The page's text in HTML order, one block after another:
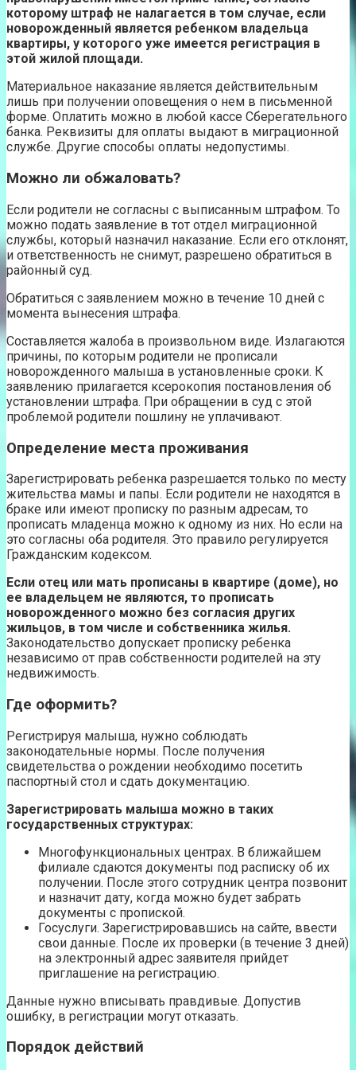
которому штраф не налагается в том случае, если
новорожденный является ребенком владельца
квартиры, у которого уже имеется регистрация в
этой жилой площади.
Материальное наказание является действительным
лишь при получении оповещения о нем в письменной
форме. Оплатить можно в любой кассе Сберегательного
банка. Реквизиты для оплаты выдают в миграционной
службе. Другие способы оплаты недопустимы.
Можно ли обжаловать?
Если родители не согласны с выписанным штрафом. То
можно подать заявление в тот отдел миграционной
службы, который назначил наказание. Если его отклонят,
и ответственность не снимут, разрешено обратиться в
районный суд.
Обратиться с заявлением можно в течение 10 дней с
момента вынесения штрафа.
Составляется жалоба в произвольном виде. Излагаются
причины, по которым родители не прописали
новорожденного малыша в установленные сроки. К
заявлению прилагается ксерокопия постановления об
установлении штрафа. При обращении в суд с этой
проблемой родители пошлину не уплачивают.
Определение места проживания
Зарегистрировать ребенка разрешается только по месту
жительства мамы и папы. Если родители не находятся в
браке или имеют прописку по разным адресам, то
прописать младенца можно к одному из них. Но если на
это согласны оба родителя. Это правило регулируется
Гражданским кодексом.
Если отец или мать прописаны в квартире (доме), но
ее владельцем не являются, то прописать
новорожденного можно без согласия других
жильцов, в том числе и собственника жилья.
Законодательство допускает прописку ребенка
независимо от прав собственности родителей на эту
недвижимость.
Где оформить?
Регистрируя малыша, нужно соблюдать
законодательные нормы. После получения
свидетельства о рождении необходимо посетить
паспортный стол и сдать документацию.
Зарегистрировать малыша можно в таких
государственных структурах:
Многофункциональных центрах. В ближайшем
филиале сдаются документы под расписку об их
получении. После этого сотрудник центра позвонит
и назначит дату, когда можно будет забрать
документы с пропиской.
Госуслуги. Зарегистрировавшись на сайте, ввести
свои данные. После их проверки (в течение 3 дней)
на электронный адрес заявителя прийдет
приглашение на регистрацию.
Данные нужно вписывать правдивые. Допустив
ошибку, в регистрации могут отказать.
Порядок действий